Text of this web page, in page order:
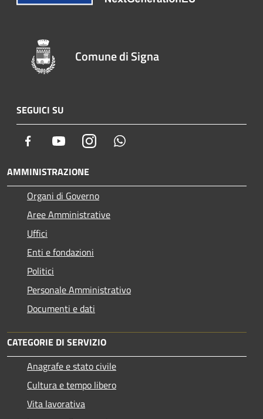
Comune di Signa
SEGUICI SU
Facebook YoutubeInstagram
AMMINISTRAZIONE
Organi di Governo
Aree Amministrative
Uffici
Enti e fondazioni
Politici
Personale Amministrativo
Documenti e dati
CATEGORIE DI SERVIZIO
Anagrafe e stato civile
Cultura e tempo libero
Vita lavorativa